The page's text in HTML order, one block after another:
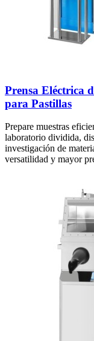
Prensa Eléctrica
para Pastillas
Prepare muestras
laboratorio dividida,
investigación de
versatilidad y mayor